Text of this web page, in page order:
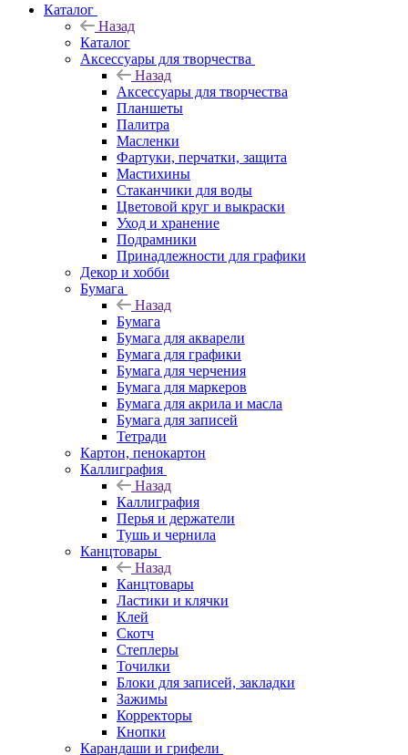
Каталог
Назад
Каталог
Аксессуары для творчества
Назад
Аксессуары для творчества
Планшеты
Палитра
Масленки
Фартуки, перчатки, защита
Мастихины
Стаканчики для воды
Цветовой круг и выкраски
Уход и хранение
Подрамники
Принадлежности для графики
Декор и хобби
Бумага
Назад
Бумага
Бумага для акварели
Бумага для графики
Бумага для черчения
Бумага для маркеров
Бумага для акрила и масла
Бумага для записей
Тетради
Картон, пенокартон
Каллиграфия
Назад
Каллиграфия
Перья и держатели
Тушь и чернила
Канцтовары
Назад
Канцтовары
Ластики и клячки
Клей
Скотч
Степлеры
Точилки
Блоки для записей, закладки
Зажимы
Корректоры
Кнопки
Карандаши и грифели